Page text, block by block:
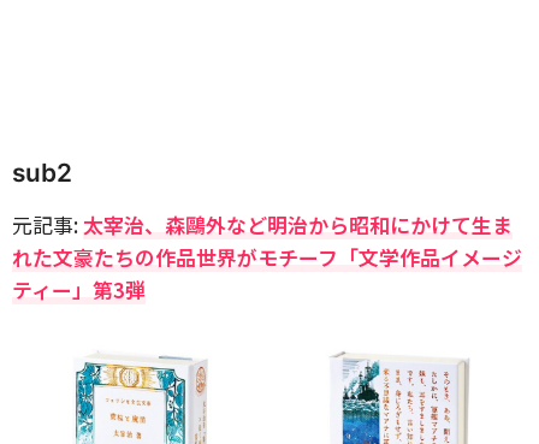
sub2
元記事:太宰治、森鷗外など明治から昭和にかけて生ま
れた文豪たちの作品世界がモチーフ「文学作品イメージ
ティー」第3弾